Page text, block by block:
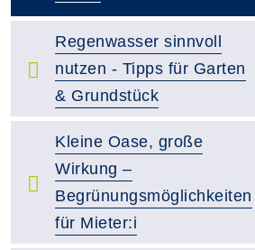
Regenwasser sinnvoll
nutzen - Tipps für Garten
& Grundstück
Kleine Oase, große
Wirkung –
Begrünungsmöglichkeiten
für Mieter:i